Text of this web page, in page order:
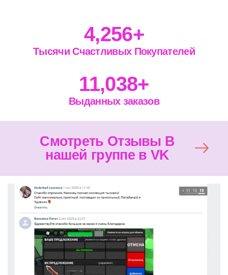
Тысячи Счастливых Покупателей
4,256+
Выданных заказов
11,038+
Смотреть Отзывы В
нашей группе в VK